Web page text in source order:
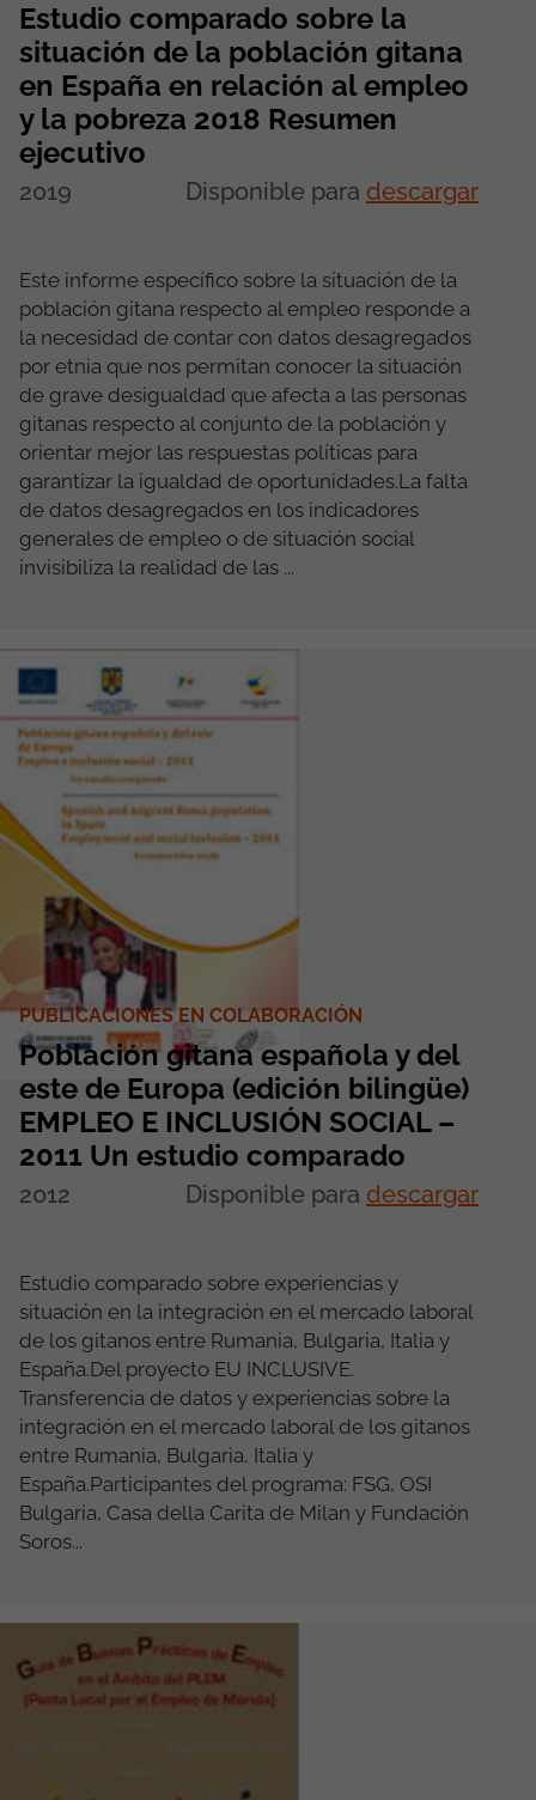
Estudio comparado sobre la
situación de la población gitana
en España en relación al empleo
y la pobreza 2018 Resumen
ejecutivo
2019 Disponible para descargar
Este informe específico sobre la situación de la
población gitana respecto al empleo responde a
la necesidad de contar con datos desagregados
por etnia que nos permitan conocer la situación
de grave desigualdad que afecta a las personas
gitanas respecto al conjunto de la población y
orientar mejor las respuestas políticas para
garantizar la igualdad de oportunidades.La falta
de datos desagregados en los indicadores
generales de empleo o de situación social
invisibiliza la realidad de las ...
PUBLICACIONES EN COLABORACIÓN
Población gitana española y del
este de Europa (edición bilingüe)
EMPLEO E INCLUSIÓN SOCIAL –
2011 Un estudio comparado
2012 Disponible para descargar
Estudio comparado sobre experiencias y
situación en la integración en el mercado laboral
de los gitanos entre Rumania, Bulgaria, Italia y
España.Del proyecto EU INCLUSIVE.
Transferencia de datos y experiencias sobre la
integración en el mercado laboral de los gitanos
entre Rumania, Bulgaria, Italia y
España.Participantes del programa: FSG, OSI
Bulgaria, Casa della Carita de Milan y Fundación
Soros...